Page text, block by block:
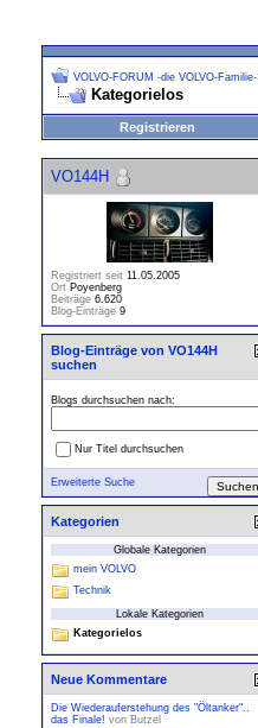
VOLVO-FORUM -die VOLVO-Familie-
Kategorielos
Registrieren
VO144H
Registriert seit 11.05.2005
Ort Poyenberg
Beiträge 6.620
Blog-Einträge 9
Blog-Einträge von VO144H
suchen
Blogs durchsuchen nach:
Nur Titel durchsuchen
Erweiterte Suche
Kategorien
Globale Kategorien
mein VOLVO
Technik
Lokale Kategorien
Kategorielos
Neue Kommentare
Die Wiederauferstehung des "Öltanker"..
das Finale! von Butzel